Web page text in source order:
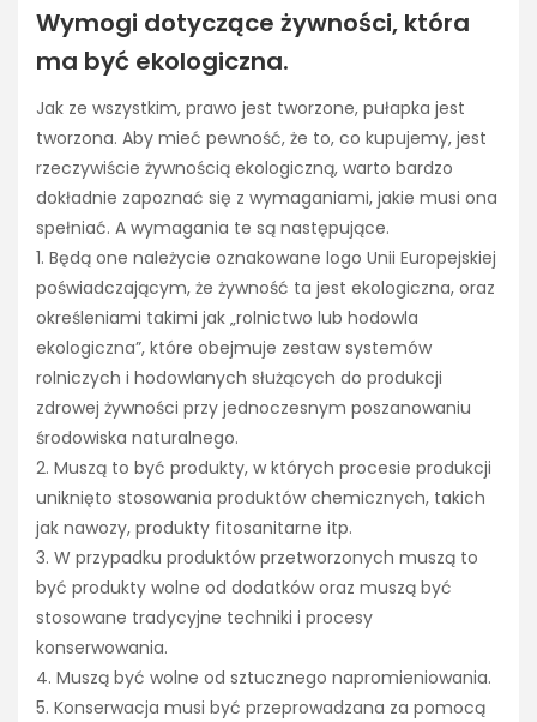
Wymogi dotyczące żywności, która
ma być ekologiczna.
Jak ze wszystkim, prawo jest tworzone, pułapka jest
tworzona. Aby mieć pewność, że to, co kupujemy, jest
rzeczywiście żywnością ekologiczną, warto bardzo
dokładnie zapoznać się z wymaganiami, jakie musi ona
spełniać. A wymagania te są następujące.
1. Będą one należycie oznakowane logo Unii Europejskiej
poświadczającym, że żywność ta jest ekologiczna, oraz
określeniami takimi jak „rolnictwo lub hodowla
ekologiczna”, które obejmuje zestaw systemów
rolniczych i hodowlanych służących do produkcji
zdrowej żywności przy jednoczesnym poszanowaniu
środowiska naturalnego.
2. Muszą to być produkty, w których procesie produkcji
uniknięto stosowania produktów chemicznych, takich
jak nawozy, produkty fitosanitarne itp.
3. W przypadku produktów przetworzonych muszą to
być produkty wolne od dodatków oraz muszą być
stosowane tradycyjne techniki i procesy
konserwowania.
4. Muszą być wolne od sztucznego napromieniowania.
5. Konserwacja musi być przeprowadzana za pomocą